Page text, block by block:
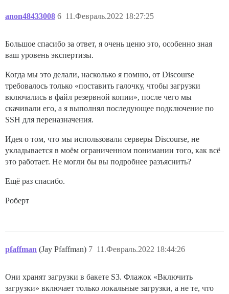
anon48433008 11.Февраль.2022 18:27:25
6
Большое спасибо за ответ, я очень ценю это, особенно зная
ваш уровень экспертизы.
Когда мы это делали, насколько я помню, от Discourse
требовалось только «поставить галочку, чтобы загрузки
включались в файл резервной копии», после чего мы
скачивали его, а я выполнял последующее подключение по
SSH для переназначения.
Идея о том, что мы использовали серверы Discourse, не
укладывается в моём ограниченном понимании того, как всё
это работает. Не могли бы вы подробнее разъяснить?
Ещё раз спасибо.
Роберт
pfaffman (Jay Pfaffman) 11.Февраль.2022 18:44:26
7
Они хранят загрузки в бакете S3. Флажок «Включить
загрузки» включает только локальные загрузки, а не те, что